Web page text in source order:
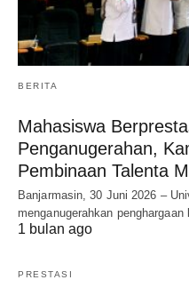
BERITA
Mahasiswa
Penganugerahan,
Pembinaan Talenta
Banjarmasin, 30 Juni 2026 –
menganugerahkan
1 bulan ago
PRESTASI